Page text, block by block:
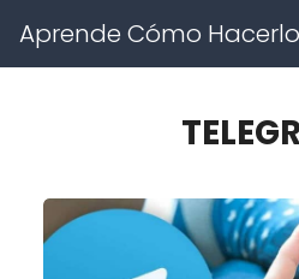
Aprende Cómo Hacerlo